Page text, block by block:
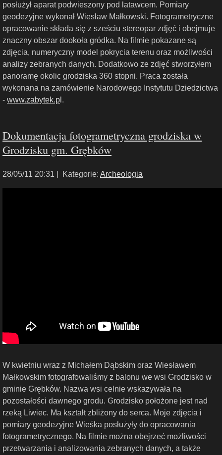
posłużył aparat podwieszony pod latawcem. Pomiary
geodezyjne wykonał Wiesław Małkowski. Fotogrametryczne
opracowanie składa się z sześciu stereopar zdjęć i obejmuje
znaczny obszar dookoła gródka. Na filmie pokazane są
zdjęcia, numeryczny model pokrycia terenu oraz możliwości
analizy zebranych danych. Dodatkowo ze zdjęć stworzyłem
panoramę okolic grodziska 360 stopni. Praca została
wykonana na zamówienie Narodowego Instytutu Dziedzictwa
- www.zabytek.p l.
Dokumentacja fotogrametryczna grodziska w
Grodzisku gm. Grębków
28/05/11 20:31 | Kategorie: Archeologia
W kwietniu wraz z Michałem Dąbskim oraz Wiesławem
Małkowskim fotografowaliśmy z balonu we wsi Grodzisko w
gminie Grębków. Nazwa wsi celnie wskazywała na
pozostałości dawnego grodu. Grodzisko położone jest nad
rzeką Liwiec. Ma kształt zbliżony do serca. Moje zdjęcia i
pomiary geodezyjne Wieśka posłużyły do opracowania
fotogrametrycznego. Na filmie można obejrzeć możliwości
przetwarzania i analizowania zebranych danych, a także